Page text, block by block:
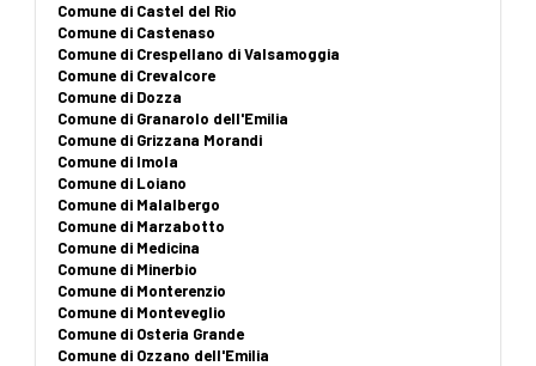
Comune di Castel del Rio
Comune di Castenaso
Comune di Crespellano di Valsamoggia
Comune di Crevalcore
Comune di Dozza
Comune di Granarolo dell'Emilia
Comune di Grizzana Morandi
Comune di Imola
Comune di Loiano
Comune di Malalbergo
Comune di Marzabotto
Comune di Medicina
Comune di Minerbio
Comune di Monterenzio
Comune di Monteveglio
Comune di Osteria Grande
Comune di Ozzano dell'Emilia